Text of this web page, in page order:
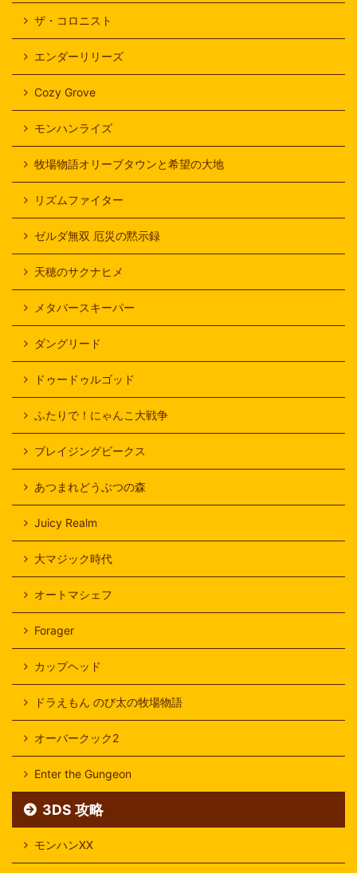
ザ・コロニスト
エンダーリリーズ
Cozy Grove
モンハンライズ
牧場物語オリーブタウンと希望の大地
リズムファイター
ゼルダ無双 厄災の黙示録
天穂のサクナヒメ
メタバースキーパー
ダングリード
ドゥードゥルゴッド
ふたりで！にゃんこ大戦争
ブレイジングビークス
あつまれどうぶつの森
Juicy Realm
大マジック時代
オートマシェフ
Forager
カップヘッド
ドラえもん のび太の牧場物語
オーバークック2
Enter the Gungeon
3DS 攻略
モンハンXX